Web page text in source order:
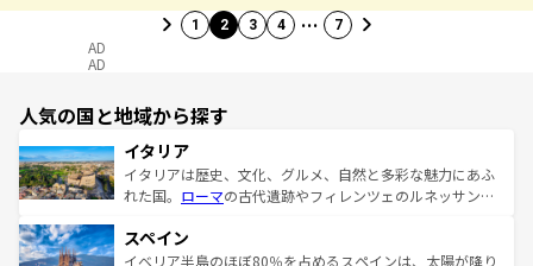
1 2 3 4 … 7
AD
AD
人気の国と地域から探す
イタリア
イタリアは歴史、文化、グルメ、自然と多彩な魅力にあふ
れた国。 ローマの古代遺跡やフィレンツェのルネッサンス
ろん、トスカーナの美しい田園風景やアマルフィ海岸の絶
景など、自然景観も見逃せない。観光の合間には、本場の
スペイン
イベリア半島のほぼ80％を占めるスペインは、太陽が降り